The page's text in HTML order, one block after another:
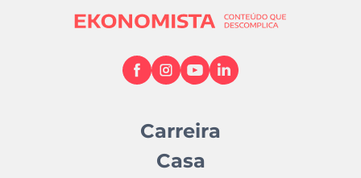
Carreira
Casa